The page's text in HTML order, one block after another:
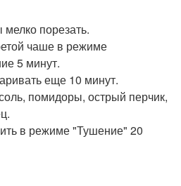
порезать.
чаше в режиме
5 минут.
еще 10 минут.
помидоры, острый перчик,
в режиме "Тушение" 20